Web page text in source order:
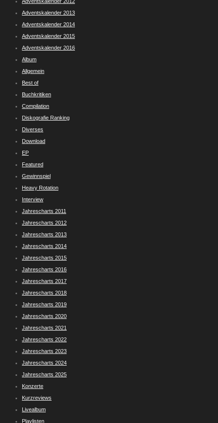
Adventskalender 2013
Adventskalender 2014
Adventskalender 2015
Adventskalender 2016
Album
Allgemein
Best of
Buchkritiken
Compilation
Diskografie Ranking
Diverses
Download
EP
Featured
Gewinnspiel
Heavy Rotation
Interview
Jahrescharts 2011
Jahrescharts 2012
Jahrescharts 2013
Jahrescharts 2014
Jahrescharts 2015
Jahrescharts 2016
Jahrescharts 2017
Jahrescharts 2018
Jahrescharts 2019
Jahrescharts 2020
Jahrescharts 2021
Jahrescharts 2022
Jahrescharts 2023
Jahrescharts 2024
Jahrescharts 2025
Konzerte
Kurzreviews
Livealbum
Playlisten